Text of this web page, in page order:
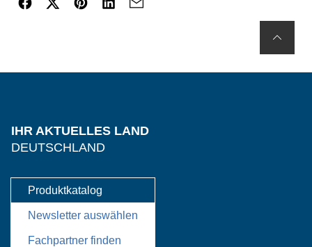
IHR AKTUELLES LAND
DEUTSCHLAND
Produktkatalog
Newsletter auswählen
Fachpartner finden